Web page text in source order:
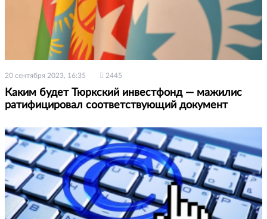
20 сентября 2023, 16:35 2445
Каким будет Тюркский инвестфонд — мажилис
ратифицировал соответствующий документ